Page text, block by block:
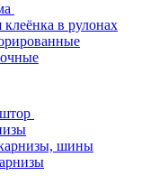
клеёнка в рулонах
шины